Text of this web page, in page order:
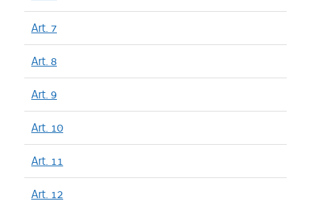
Art. 7
Art. 8
Art. 9
Art. 10
Art. 11
Art. 12